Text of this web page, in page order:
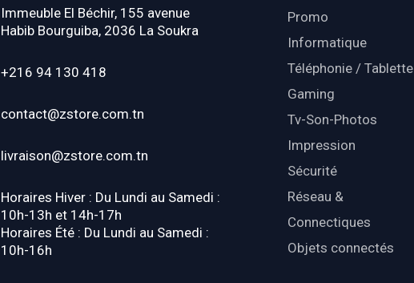
Immeuble El Béchir, 155 avenue
Habib Bourguiba, 2036 La Soukra
+216 94 130 418
contact@zstore.com.tn
livraison@zstore.com.tn
Horaires Hiver : Du Lundi au Samedi :
10h-13h et 14h-17h
Horaires Été : Du Lundi au Samedi :
10h-16h
Promo
Informatique
Téléphonie / Tablette
Gaming
Tv-Son-Photos
Impression
Sécurité
Réseau &
Connectiques
Objets connectés